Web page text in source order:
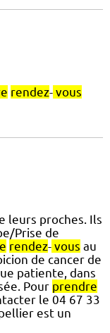
rendez- vous
leurs proches. Ils
Prise de
rendez- vous au
de cancer de
patiente, dans
Pour prendre
le 04 67 33
est un